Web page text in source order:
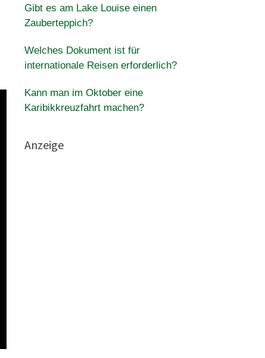
Gibt es am Lake Louise einen
Zauberteppich?
Welches Dokument ist für
internationale Reisen erforderlich?
Kann man im Oktober eine
Karibikkreuzfahrt machen?
Anzeige